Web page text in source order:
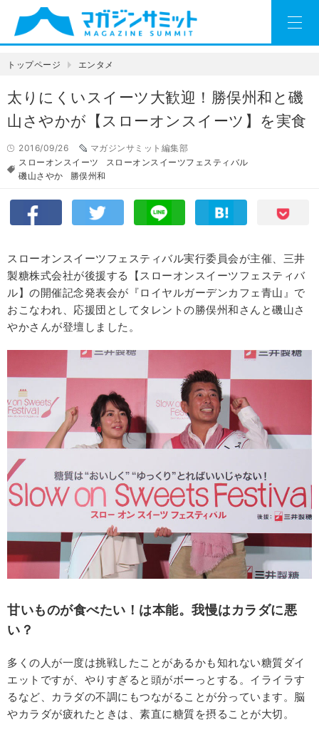
トップページ エンタメ
太りにくいスイーツ大歓迎！勝俣州和と磯
山さやかが【スローオンスイーツ】を実食
2016/09/26
マガジンサミット編集部
スローオンスイーツ
スローオンスイーツフェスティバル
磯山さやか
勝俣州和
スローオンスイーツフェスティバル実行委員会が主催、三井
製糖株式会社が後援する【スローオンスイーツフェスティバ
ル】の開催記念発表会が『ロイヤルガーデンカフェ青山』で
おこなわれ、応援団としてタレントの勝俣州和さんと磯山さ
やかさんが登壇しました。
甘いものが食べたい！は本能。我慢はカラダに悪
い？
多くの人が一度は挑戦したことがあるかも知れない糖質ダイ
エットですが、やりすぎると頭がボーっとする。イライラす
るなど、カラダの不調にもつながることが分っています。脳
やカラダが疲れたときは、素直に糖質を摂ることが大切。